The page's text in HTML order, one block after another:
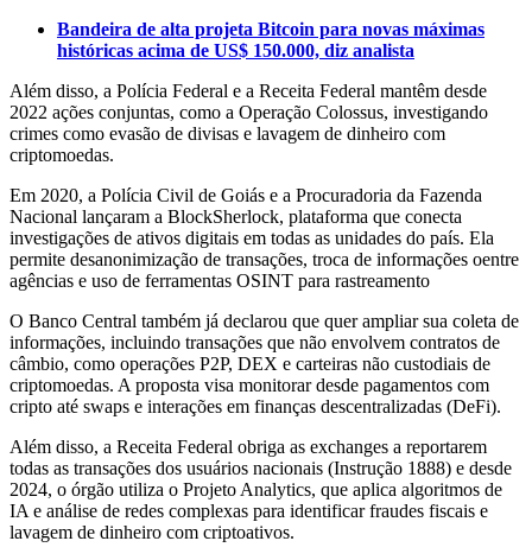
Bandeira de alta projeta Bitcoin para novas máximas
históricas acima de US$ 150.000, diz analista
Além disso, a Polícia Federal e a Receita Federal mantêm desde
2022 ações conjuntas, como a Operação Colossus, investigando
crimes como evasão de divisas e lavagem de dinheiro com
criptomoedas.
Em 2020, a Polícia Civil de Goiás e a Procuradoria da Fazenda
Nacional lançaram a BlockSherlock, plataforma que conecta
investigações de ativos digitais em todas as unidades do país. Ela
permite desanonimização de transações, troca de informações oentre
agências e uso de ferramentas OSINT para rastreamento
O Banco Central também já declarou que quer ampliar sua coleta de
informações, incluindo transações que não envolvem contratos de
câmbio, como operações P2P, DEX e carteiras não custodiais de
criptomoedas. A proposta visa monitorar desde pagamentos com
cripto até swaps e interações em finanças descentralizadas (DeFi).
Além disso, a Receita Federal obriga as exchanges a reportarem
todas as transações dos usuários nacionais (Instrução 1888) e desde
2024, o órgão utiliza o Projeto Analytics, que aplica algoritmos de
IA e análise de redes complexas para identificar fraudes fiscais e
lavagem de dinheiro com criptoativos.